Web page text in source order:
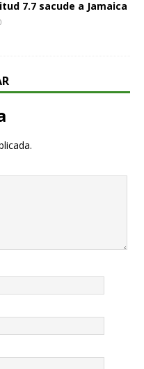
7.7 sacude a Jamaica